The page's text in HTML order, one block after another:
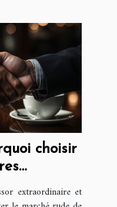
choisir
extraordinaire et